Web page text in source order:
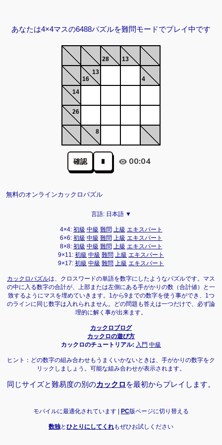
あなたは4×4マスの6488パズルを難問モードでプレイ中です
28
13
13
16
4
14
26
8
確認 00:04
無料のオンラインカックロパズル
言語: 日本語 ▼
4×4: 初級 中級 難問 上級 エキスパート
6×6: 初級 中級 難問 上級 エキスパート
8×8: 初級 中級 難問 上級 エキスパート
9×11: 初級 中級 難問 上級 エキスパート
9×17: 初級 中級 難問 上級 エキスパート
カックロパズルは、クロスワードの単語を数字にしたようなパズルです。マス
の中に入る数字の合計が、上部または左側にある手がかりの数（合計値）と一
致するようにマスを埋めていきます。1から9までの数字を使う事ができ、1つ
のラインに同じ数字は入れられません。どの問題も答えは一つだけで、必ず論
理的に解く事が出来ます。
カックロブログ
カックロの遊び方
カックロのチュートリアル: 入門 中級
ヒント：どの数字の組み合わせもうまくいかないときは、手がかりの数字をク
リックしましょう。可能な組み合わせが表示されます。
同じサイズと難易度の別のカックロ を最初からプレイします。
モバイルに最適化されています | PC版ページに切り替える
数独とひとりにしてくれもぜひお試しください